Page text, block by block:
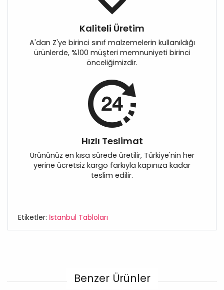
Kaliteli Üretim
A'dan Z'ye birinci sınıf malzemelerin kullanıldığı
ürünlerde, %100 müşteri memnuniyeti birinci
önceliğimizdir.
Hızlı Teslimat
Ürününüz en kısa sürede üretilir, Türkiye'nin her
yerine ücretsiz kargo farkıyla kapınıza kadar
teslim edilir.
Etiketler: İstanbul Tabloları
Benzer Ürünler